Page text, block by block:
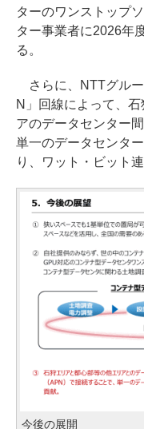
ターのワンストップ
ター事業者に2026年
る。
さらに、NTTグルー
N」回線によって、
アのデータセンター
単一のデータセンタ
り、ワット・ビット
今後の展開